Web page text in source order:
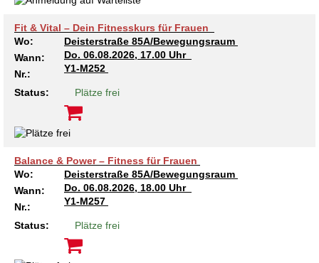
Kindertagesstätte Sylter Weg
Kindertagesstätte Voltmerstraße
Fit & Vital – Dein Fitnesskurs für Frauen
Wo:
Deisterstraße 85A/Bewegungsraum
Wann:
Do. 06.08.2026, 17.00 Uhr
Nr.:
Y1-M252
Status: Plätze frei
Balance & Power – Fitness für Frauen
Wo:
Deisterstraße 85A/Bewegungsraum
Wann:
Do. 06.08.2026, 18.00 Uhr
Nr.:
Y1-M257
Status: Plätze frei